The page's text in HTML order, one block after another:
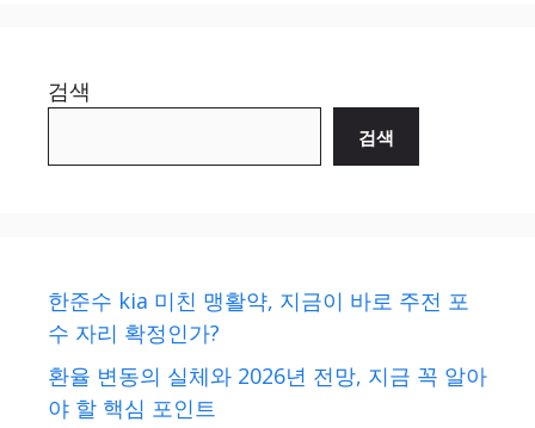
검색
검색
한준수 kia 미친 맹활약, 지금이 바로 주전 포
수 자리 확정인가?
환율 변동의 실체와 2026년 전망, 지금 꼭 알아
야 할 핵심 포인트